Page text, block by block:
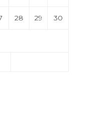
28 29 30